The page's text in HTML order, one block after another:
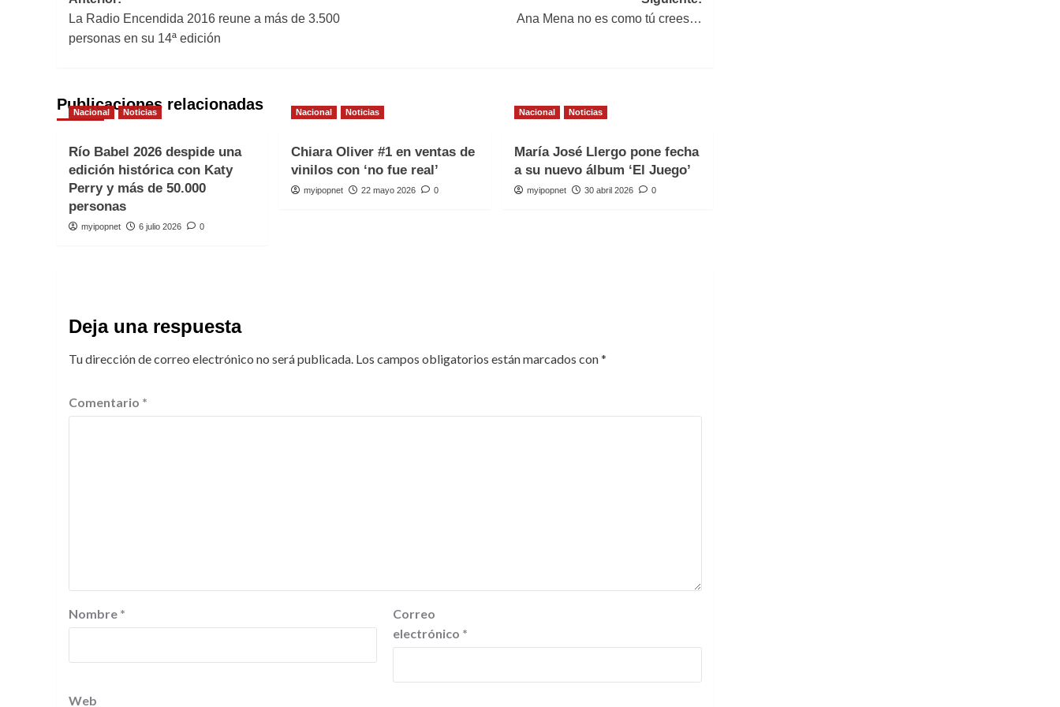
de
entradas
La Radio Encendida 2016 reune a más de 3.500
personas en su 14ª edición
Ana Mena no es como tú crees…
Publicaciones relacionadas
Nacional Noticias
Río Babel 2026 despide una
edición histórica con Katy
Perry y más de 50.000
personas
myipopnet 6 julio 2026 0
Nacional Noticias
Chiara Oliver #1 en ventas de
vinilos con ‘no fue real’
myipopnet 22 mayo 2026 0
Nacional Noticias
María José Llergo pone fecha
a su nuevo álbum ‘El Juego’
myipopnet 30 abril 2026 0
Deja una respuesta
Tu dirección de correo electrónico no será publicada. Los campos obligatorios están marcados con*
Comentario *
Nombre *
Correo
electrónico *
Web